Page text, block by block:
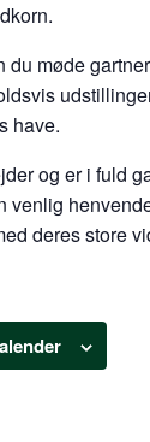
du møde
have.
og er i fuld
venlig
deres store